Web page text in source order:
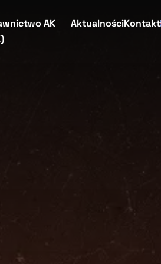
AK
AktualnościKontakt